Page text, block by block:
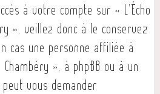
à votre compte sur « L'Écho
», veillez donc à le conservez
cas une personne affiliée à
Chambéry », à phpBB ou à un
vous demander